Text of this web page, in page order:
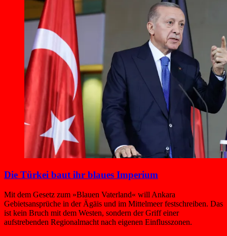
Die Türkei baut ihr blaues Imperium
Mit dem Gesetz zum »Blauen Vaterland« will Ankara
Gebietsansprüche in der Ägäis und im Mittelmeer festschreiben. Das
ist kein Bruch mit dem Westen, sondern der Griff einer
aufstrebenden Regionalmacht nach eigenen Einflusszonen.